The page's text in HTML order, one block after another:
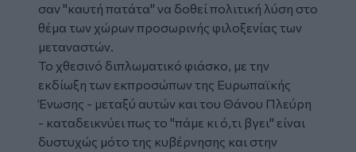
σαν "καυτή πατάτα" να δοθεί πολιτική λύση στο
θέμα των χώρων προσωρινής φιλοξενίας των
μεταναστών.
Το χθεσινό διπλωματικό φιάσκο, με την
εκδίωξη των εκπροσώπων της Ευρωπαϊκής
Ένωσης - μεταξύ αυτών και του Θάνου Πλεύρη
- καταδεικνύει πως το "πάμε κι ό,τι βγει" είναι
δυστυχώς μότο της κυβέρνησης και στην